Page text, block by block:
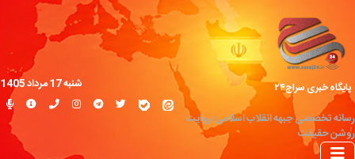
پایگاه خبری سراج۲۴
رسانه تخصصی جبهه انقلاب اسلامی؛ روایت
روشن حقیقت
شنبه 17 مرداد 1405